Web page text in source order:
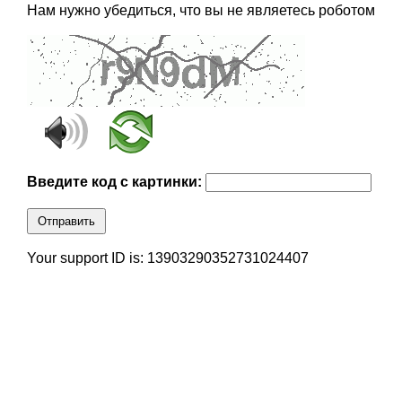
Нам нужно убедиться, что вы не являетесь роботом
Введите код с картинки:
Отправить
Your support ID is: 13903290352731024407